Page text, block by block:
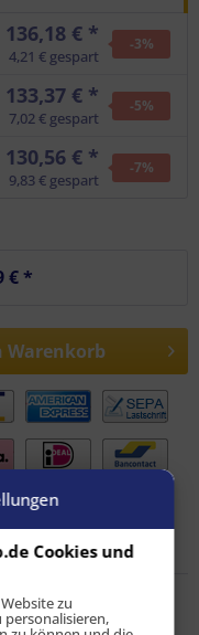
136,18 € *
4,21 € gespart
-3%
133,37 € *
7,02 € gespart
-5%
130,56 € *
9,83 € gespart
-7%
€*
Warenkorb
Cookies und
zu
personalisieren,